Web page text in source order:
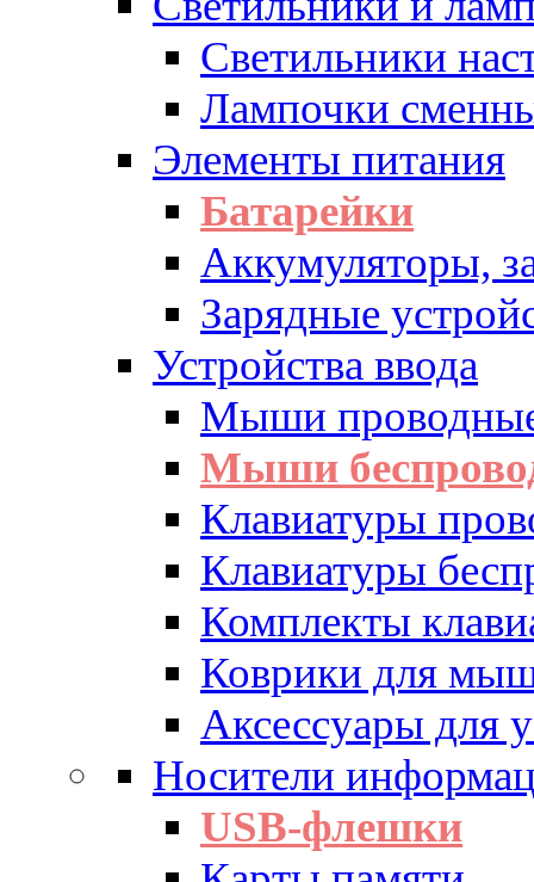
Светильники
Лампочки
Элементы питания
Батарейки
Аккумуляторы,
Зарядные
Устройства ввода
Мыши
Мыши
Клавиатуры
Клавиатуры
Комплекты
Коврики для
Аксессуары для
Носители
USB-флешки